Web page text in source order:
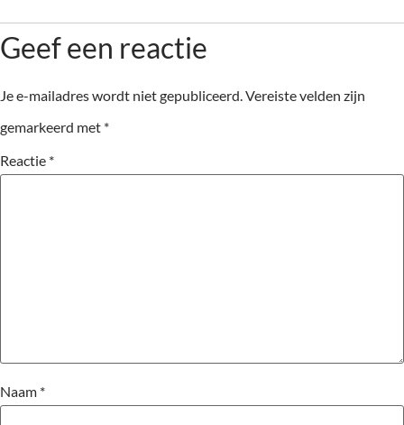
Geef een reactie
Je e-mailadres wordt niet gepubliceerd.Vereiste velden zijn
gemarkeerd met *
Reactie *
Naam *